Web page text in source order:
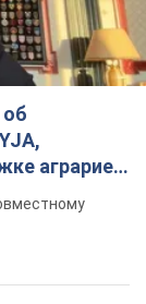
аграриев.